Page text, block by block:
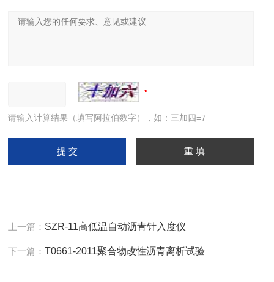
请输入计算结果（填写阿拉伯数字），如：三加四=7
上一篇： SZR-11高低温自动沥青针入度仪
下一篇：T0661-2011聚合物改性沥青离析试验